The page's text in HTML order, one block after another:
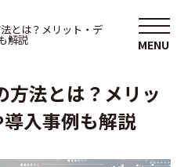
とは？メリット・デ
解説
方法とは？メリッ
入事例も解説